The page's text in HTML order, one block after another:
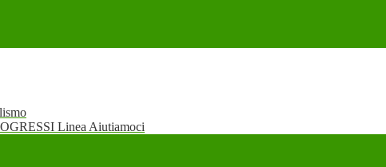
Linea Aiutiamoci